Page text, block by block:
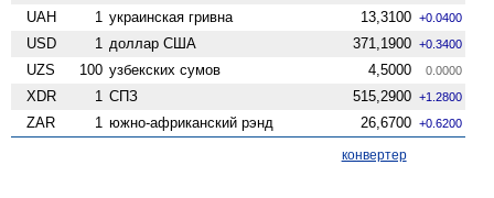
UAH 1 украинская гривна 13,3100 +0.0400
USD 1 доллар США 371,1900 +0.3400
UZS 100 узбекских сумов 4,5000 0.0000
XDR 1 СПЗ 515,2900 +1.2800
ZAR 1 южно-африканский рэнд 26,6700 +0.6200
конвертер